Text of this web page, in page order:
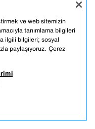
ve web sitemizin
tanımlama bilgileri
ilgili bilgileri; sosyal
paylaşıyoruz. Çerez